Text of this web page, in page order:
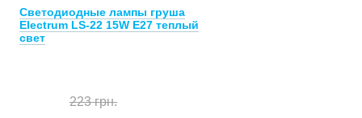
Светодиодные лампы груша
Electrum LS-22 15W E27 теплый
свет
223 грн.